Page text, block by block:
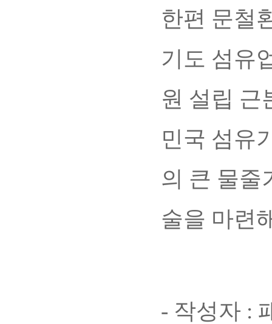
한편 문철
기도 섬유
원 설립 근
민국 섬유
의 큰 물줄
술을 마련
- 작성자 :